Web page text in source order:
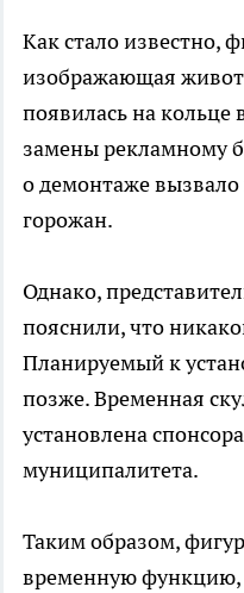
Как стало известно,
изображающая
появилась на кольце
замены рекламному
о демонтаже
горожан.
Однако,
пояснили, что
Планируемый к
позже. Временная
установлена
муниципалитета.
Таким образом,
временную функцию,